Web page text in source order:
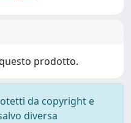
prodotto.
da copyright e
diversa